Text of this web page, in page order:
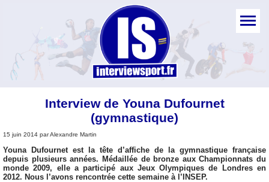
Interview de Youna Dufournet
(gymnastique)
15 juin 2014 par Alexandre Martin
Youna Dufournet est la tête d’affiche de la gymnastique française
depuis plusieurs années. Médaillée de bronze aux Championnats du
monde 2009, elle a participé aux Jeux Olympiques de Londres en
2012. Nous l’avons rencontrée cette semaine à l’INSEP.